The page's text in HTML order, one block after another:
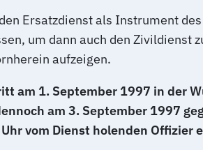
Ersatzdienst als Instrument
um dann auch den
aufzeigen.
am 1. September 1997 in der
am 3. September 1997
vom Dienst holenden